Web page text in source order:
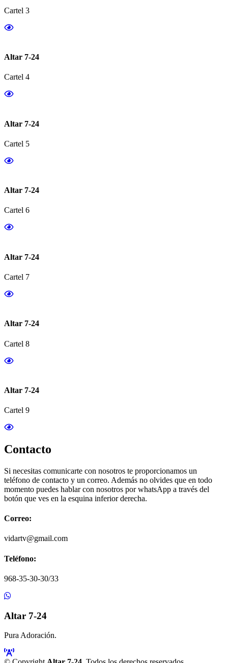
Cartel 3
Altar 7-24
Cartel 4
Altar 7-24
Cartel 5
Altar 7-24
Cartel 6
Altar 7-24
Cartel 7
Altar 7-24
Cartel 8
Altar 7-24
Cartel 9
Contacto
Si necesitas comunicarte con nosotros te proporcionamos un
teléfono de contacto y un correo. Además no olvides que en todo
momento puedes hablar con nosotros por whatsApp a través del
botón que ves en la esquina inferior derecha.
Correo:
vidartv@gmail.com
Teléfono:
968-35-30-30/33
Altar 7-24
Pura Adoración.